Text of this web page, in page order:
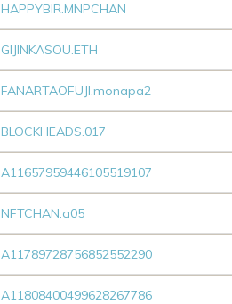
HAPPYBIR.MNPCHAN
GIJINKASOU.ETH
FANARTAOFUJI.monapa2
BLOCKHEADS.017
A11657959446105519107
NFTCHAN.a05
A11789728756852552290
A11808400499628267786